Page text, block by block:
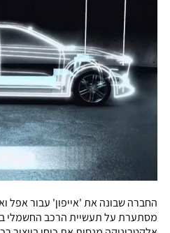
החברה שבונה את 'אייפון' עבור אפל
מסתערת על תעשיית הרכב החשמלי